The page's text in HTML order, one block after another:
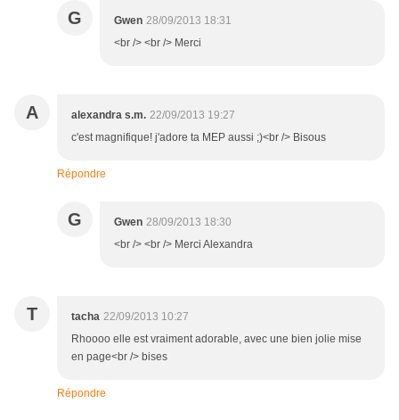
G Gwen 28/09/2013 18:31
<br /> <br /> Merci
A alexandra s.m. 22/09/2013 19:27
c'est magnifique! j'adore ta MEP aussi ;)<br /> Bisous
Répondre
G Gwen 28/09/2013 18:30
<br /> <br /> Merci Alexandra
T tacha 22/09/2013 10:27
Rhoooo elle est vraiment adorable, avec une bien jolie mise
en page<br /> bises
Répondre